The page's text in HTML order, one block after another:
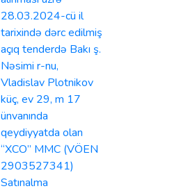
28.03.2024-cü il
tarixində dərc edilmiş
açıq tenderdə Bakı ş.
Nəsimi r-nu,
Vladislav Plotnikov
küç, ev 29, m 17
ünvanında
qeydiyyatda olan
“XCO” MMC (VÖEN
2903527341)
Satınalma